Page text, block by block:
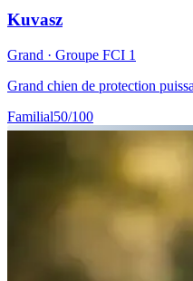
Kuvasz
Grand · Groupe FCI 1
Grand chien de protection
Familial50/100